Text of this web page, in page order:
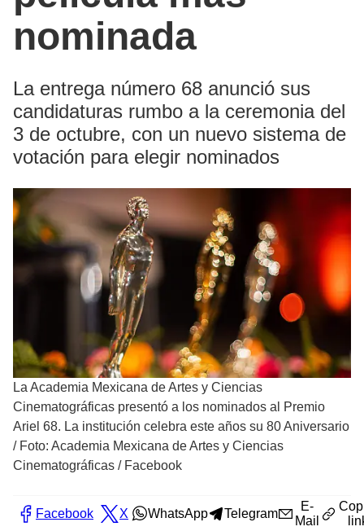
nominada
La entrega número 68 anunció sus
candidaturas rumbo a la ceremonia del
3 de octubre, con un nuevo sistema de
votación para elegir nominados
La Academia Mexicana de Artes y Ciencias
Cinematográficas presentó a los nominados al Premio
Ariel 68. La institución celebra este años su 80 Aniversario
/ Foto: Academia Mexicana de Artes y Ciencias
Cinematográficas / Facebook
Facebook X WhatsApp Telegram
E-
Mail